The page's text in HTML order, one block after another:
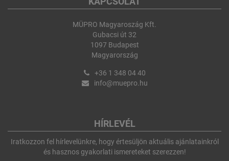
MÜPRO Magyaroszág Kft.
Gubacsi út 32
1097 Budapest
Magyarország
+36 1 348 04 40
info@muepro.hu
HÍRLEVÉL
Iratkozzon fel hírlevelünkre, hogy értesüljön aktuális ajánlatainkról
és hasznos gyakorlati ismereteket szerezzen!